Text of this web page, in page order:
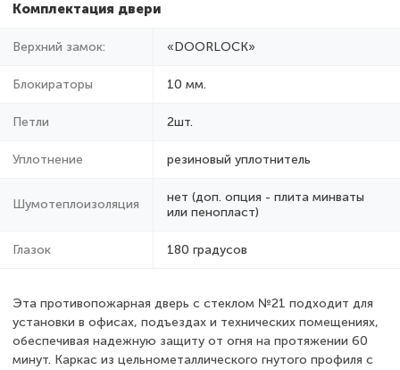
Комплектация двери
Верхний замок: «DOORLOCK»
Блокираторы 10 мм.
Петли 2шт.
Уплотнение резиновый уплотнитель
Шумотеплоизоляция
нет (доп. опция - плита минваты
или пенопласт)
Глазок 180 градусов
Эта противопожарная дверь с стеклом №21 подходит для
установки в офисах, подъездах и технических помещениях,
обеспечивая надежную защиту от огня на протяжении 60
минут. Каркас из цельнометаллического гнутого профиля с